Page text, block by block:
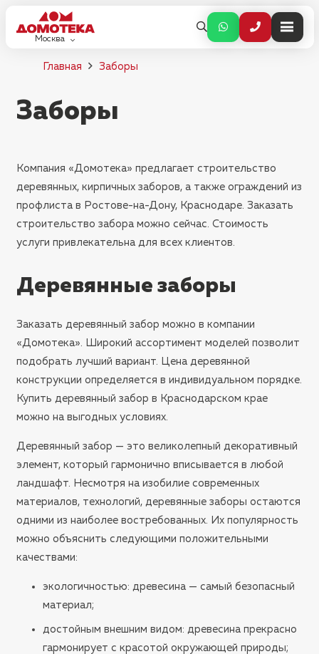
Москва
Главная Заборы
Заборы
Компания «Домотека» предлагает строительство
деревянных, кирпичных заборов, а также ограждений из
профлиста в Ростове-на-Дону, Краснодаре. Заказать
строительство забора можно сейчас. Стоимость
услуги привлекательна для всех клиентов.
Деревянные заборы
Заказать деревянный забор можно в компании
«Домотека». Широкий ассортимент моделей позволит
подобрать лучший вариант. Цена деревянной
конструкции определяется в индивидуальном порядке.
Купить деревянный забор в Краснодарском крае
можно на выгодных условиях.
Деревянный забор — это великолепный декоративный
элемент, который гармонично вписывается в любой
ландшафт. Несмотря на изобилие современных
материалов, технологий, деревянные заборы остаются
одними из наиболее востребованных. Их популярность
можно объяснить следующими положительными
качествами:
экологичностью: древесина — самый безопасный
материал;
достойным внешним видом: древесина прекрасно
гармонирует с красотой окружающей природы;